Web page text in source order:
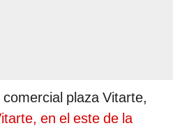
plaza Vitarte,
en el este de la